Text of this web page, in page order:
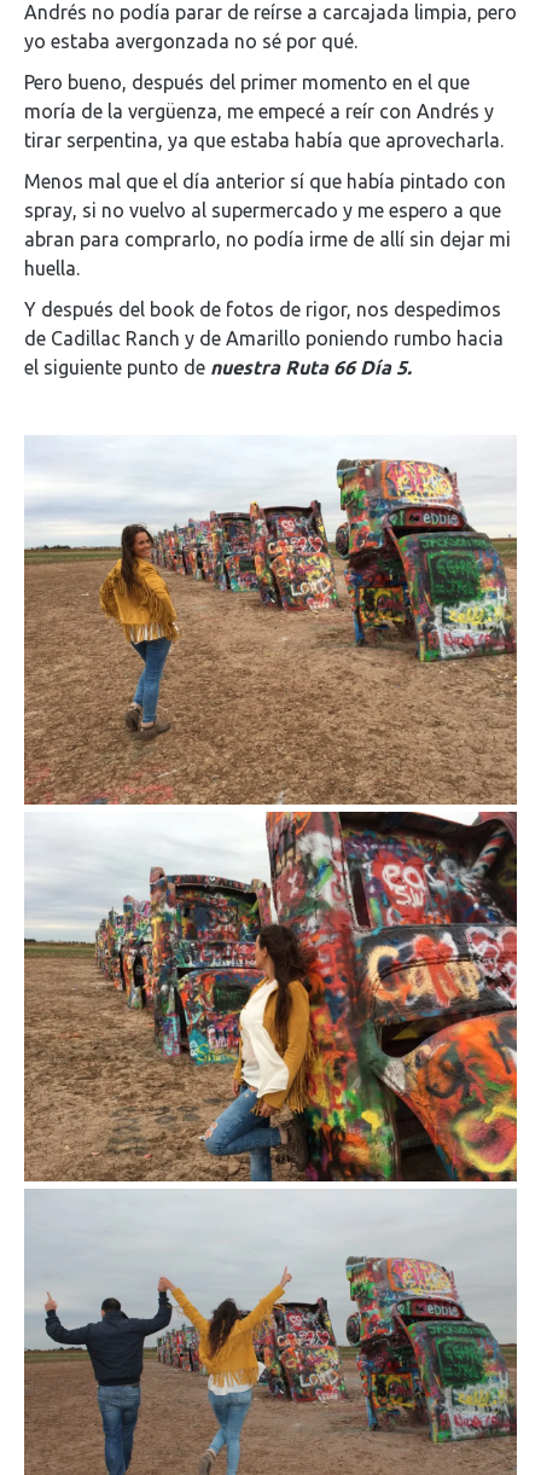
Andrés no podía parar de reírse a carcajada limpia, pero
yo estaba avergonzada no sé por qué.
Pero bueno, después del primer momento en el que
moría de la vergüenza, me empecé a reír con Andrés y
tirar serpentina, ya que estaba había que aprovecharla.
Menos mal que el día anterior sí que había pintado con
spray, si no vuelvo al supermercado y me espero a que
abran para comprarlo, no podía irme de allí sin dejar mi
huella.
Y después del book de fotos de rigor, nos despedimos
de Cadillac Ranch y de Amarillo poniendo rumbo hacia
el siguiente punto de nuestra Ruta 66 Día 5.